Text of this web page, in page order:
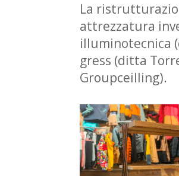
La
attrezzatura
illuminotecnica
gress (ditta
Groupceilling).